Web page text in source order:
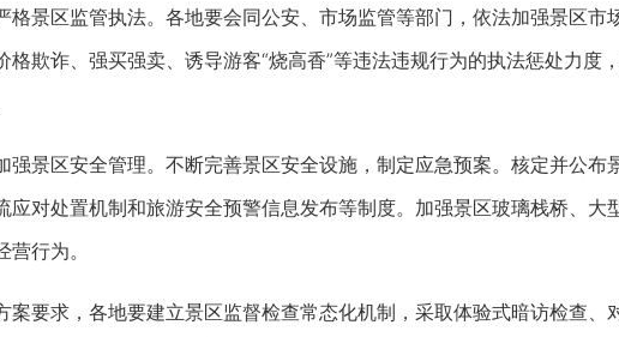
景区监管执法。各地要会同公安、市场监管等部门，依法加强景区市
格欺诈、强买强卖、诱导游客“烧高香”等违法违规行为的执法惩处力
景区安全管理。不断完善景区安全设施，制定应急预案。核定并公布
应对处置机制和旅游安全预警信息发布等制度。加强景区玻璃栈桥、
营行为。
要求，各地要建立景区监督检查常态化机制，采取体验式暗访检查、